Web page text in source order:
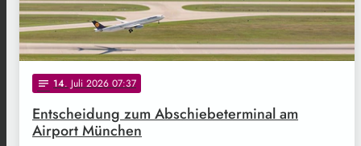
notes 14. Juli 2026 07:37
Entscheidung zum Abschiebeterminal am
Airport München